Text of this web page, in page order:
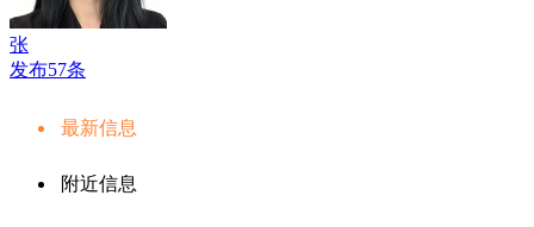
张
发布57条
最新信息
附近信息